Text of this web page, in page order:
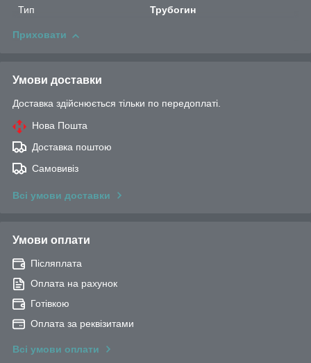
Тип Трубогин
Приховати
Умови доставки
Доставка здійснюється тільки по передоплаті.
Нова Пошта
Доставка поштою
Самовивіз
Всі умови доставки
Умови оплати
Післяплата
Оплата на рахунок
Готівкою
Оплата за реквізитами
Всі умови оплати